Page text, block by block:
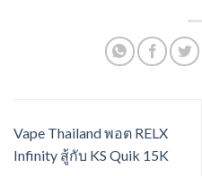
Vape Thailand พอต RELX
Infinity สู้กับ KS Quik 15K